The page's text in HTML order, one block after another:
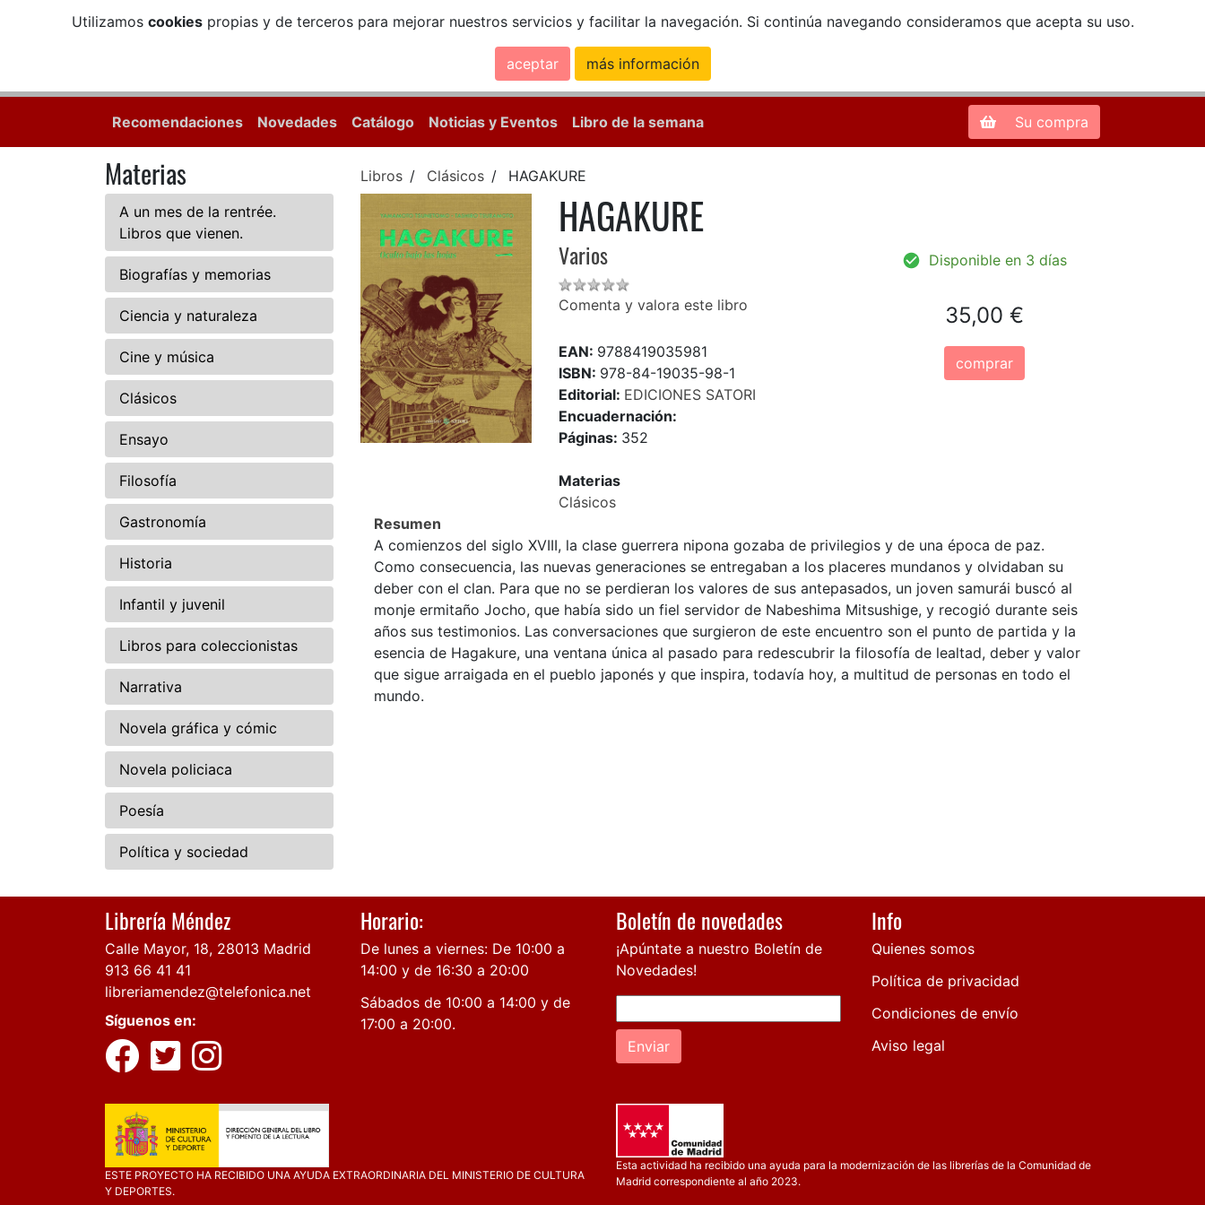
Utilizamos cookiespropias y de terceros para mejorar nuestros servicios y facilitar la navegación. Si continúa navegando consideramos que acepta su uso.
aceptar más información
Zona de Clientes
Recomendaciones Novedades Catálogo Noticias y Eventos Libro de la semana Su compra
Materias
A un mes de la rentrée.
Libros que vienen.
Biografías y memorias
Ciencia y naturaleza
Cine y música
Clásicos
Ensayo
Filosofía
Gastronomía
Historia
Infantil y juvenil
Libros para coleccionistas
Narrativa
Novela gráfica y cómic
Novela policiaca
Poesía
Política y sociedad
Libros Clásicos HAGAKURE
HAGAKURE
Varios
Comenta y valora este libro
EAN: 9788419035981
ISBN: 978-84-19035-98-1
Editorial: EDICIONES SATORI
Encuadernación:
Páginas: 352
Materias
Clásicos
Disponible en 3 días
35,00 €
comprar
Resumen
A comienzos del siglo XVIII, la clase guerrera nipona gozaba de privilegios y de una época de paz.
Como consecuencia, las nuevas generaciones se entregaban a los placeres mundanos y olvidaban su
deber con el clan. Para que no se perdieran los valores de sus antepasados, un joven samurái buscó al
monje ermitaño Jocho, que había sido un fiel servidor de Nabeshima Mitsushige, y recogió durante seis
años sus testimonios. Las conversaciones que surgieron de este encuentro son el punto de partida y la
esencia de Hagakure, una ventana única al pasado para redescubrir la filosofía de lealtad, deber y valor
que sigue arraigada en el pueblo japonés y que inspira, todavía hoy, a multitud de personas en todo el
mundo.
Librería Méndez
Calle Mayor, 18, 28013 Madrid
913 66 41 41
libreriamendez@telefonica.net
Síguenos en:
Horario:
De lunes a viernes: De 10:00 a
14:00 y de 16:30 a 20:00
Sábados de 10:00 a 14:00 y de
17:00 a 20:00.
Boletín de novedades
¡Apúntate a nuestro Boletín de
Novedades!
Enviar
Info
Quienes somos
Política de privacidad
Condiciones de envío
Aviso legal
ESTE PROYECTO HA RECIBIDO UNA AYUDA EXTRAORDINARIA DEL MINISTERIO DE CULTURA
Y DEPORTES.
Esta actividad ha recibido una ayuda para la modernización de las librerías de la Comunidad de
Madrid correspondiente al año 2023.